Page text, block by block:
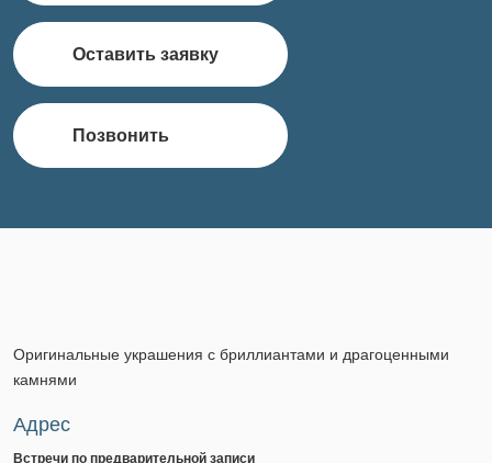
Оставить заявку
Позвонить
Оригинальные украшения с бриллиантами и драгоценными
камнями
Адрес
Встречи по предварительной записи